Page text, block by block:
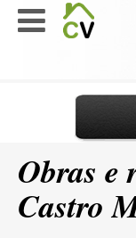
Obras e
Castro